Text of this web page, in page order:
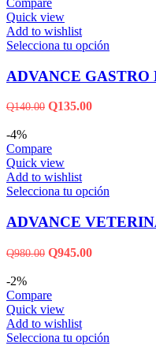
Compare
Quick view
Add to wishlist
Selecciona tu opción
ADVANCE GASTRO
Q140.00 Q135.00
-4%
Compare
Quick view
Add to wishlist
Selecciona tu opción
ADVANCE
Q980.00 Q945.00
-2%
Compare
Quick view
Add to wishlist
Selecciona tu opción